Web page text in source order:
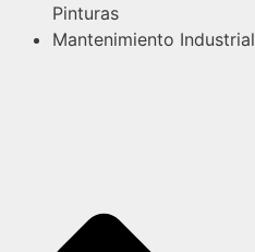
Pinturas
Mantenimiento Industrial